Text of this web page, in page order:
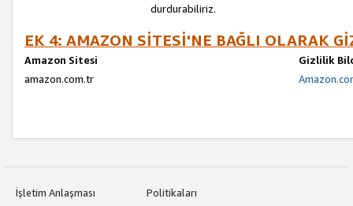
durdurabiliriz.
EK 4: AMAZON SİTESİ'NE BAĞLI OLARAK
Amazon Sitesi
Gizlilik
amazon.com.tr
İşletim Anlaşması
Politikaları